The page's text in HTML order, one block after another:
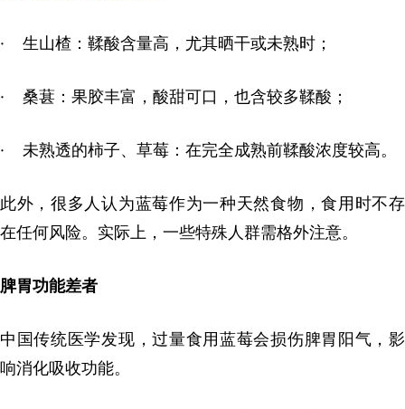
· 生山楂：鞣酸含量高，尤其晒干或未熟时；
· 桑葚：果胶丰富，酸甜可口，也含较多鞣酸；
· 未熟透的柿子、草莓：在完全成熟前鞣酸浓度较高。
此外，很多人认为蓝莓作为一种天然食物，食用时不存
在任何风险。实际上，一些特殊人群需格外注意。
脾胃功能差者
中国传统医学发现，过量食用蓝莓会损伤脾胃阳气，影
响消化吸收功能。